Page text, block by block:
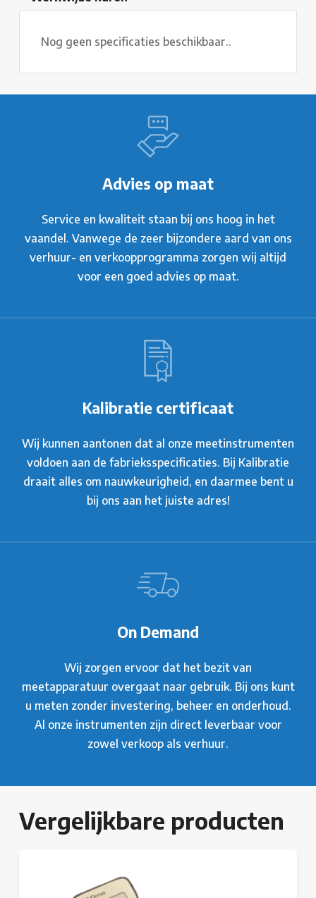
Nog geen specificaties beschikbaar..
Advies op maat
Service en kwaliteit staan bij ons hoog in het
vaandel. Vanwege de zeer bijzondere aard van ons
verhuur- en verkoopprogramma zorgen wij altijd
voor een goed advies op maat.
Kalibratie certificaat
Wij kunnen aantonen dat al onze meetinstrumenten
voldoen aan de fabrieksspecificaties. Bij Kalibratie
draait alles om nauwkeurigheid, en daarmee bent u
bij ons aan het juiste adres!
On Demand
Wij zorgen ervoor dat het bezit van
meetapparatuur overgaat naar gebruik. Bij ons kunt
u meten zonder investering, beheer en onderhoud.
Al onze instrumenten zijn direct leverbaar voor
zowel verkoop als verhuur.
Vergelijkbare producten